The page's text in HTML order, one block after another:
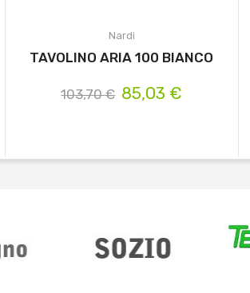
Nardi
TAVOLINO ARIA 100 BIANCO
103,70 € 85,03 €